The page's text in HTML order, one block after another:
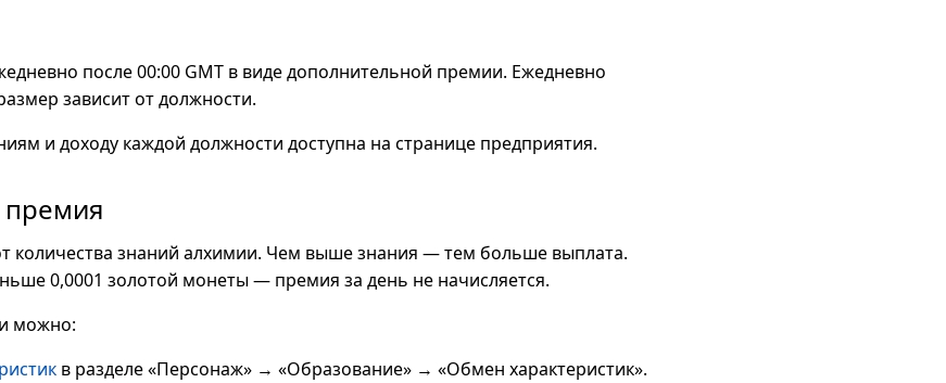
после 00:00 GMT в виде дополнительной премии. Ежедневно
зависит от должности.
и доходу каждой должности доступна на странице предприятия.
количества знаний алхимии. Чем выше знания — тем больше выплата.
0,0001 золотой монеты — премия за день не начисляется.
можно:
в разделе «Персонаж» → «Образование» → «Обмен характеристик».